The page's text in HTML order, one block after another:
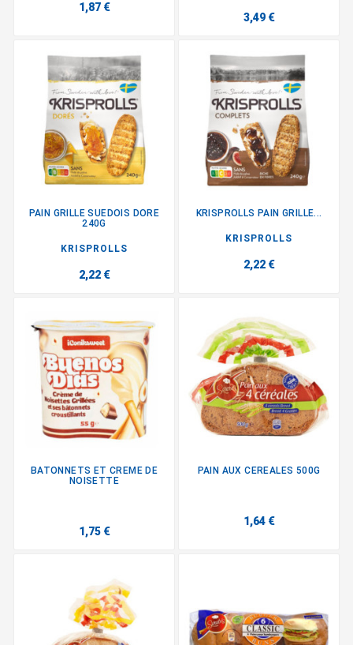
1,87 €
3,49 €
PAIN GRILLE SUEDOIS DORE
240G
KRISPROLLS
2,22 €
KRISPROLLS PAIN GRILLE...
KRISPROLLS
2,22 €
BATONNETS ET CREME DE
NOISETTE
1,75 €
PAIN AUX CEREALES 500G
1,64 €